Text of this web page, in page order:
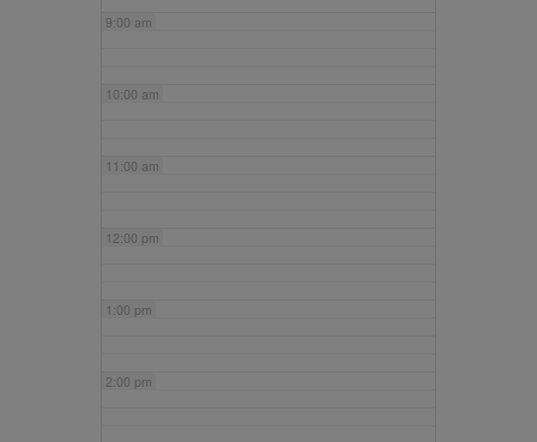
9:00 am
10:00 am
11:00 am
12:00 pm
1:00 pm
2:00 pm